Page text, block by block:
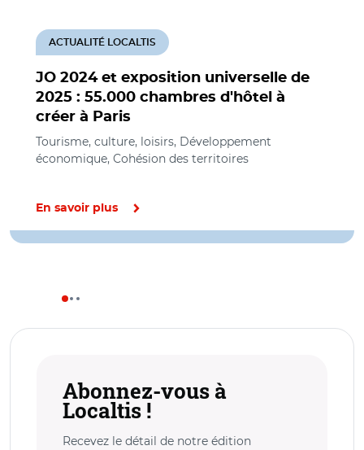
JO 2024 et exposition universelle de
2025 : 55.000 chambres d'hôtel à
créer à Paris
ACTUALITÉ LOCALTIS
Tourisme, culture, loisirs, Développement
économique, Cohésion des territoires
En savoir plus
Abonnez-vous à
Localtis !
Recevez le détail de notre édition